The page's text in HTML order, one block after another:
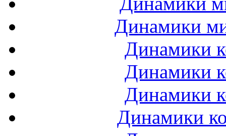
Динамики
Динамики
Динамики
Динамики
Динамики